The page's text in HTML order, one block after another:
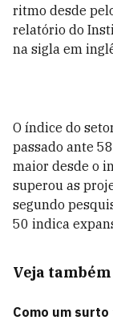
ritmo desde
relatório do
na sigla em
O índice do
passado ante
maior desde o
superou as
segundo
50 indica
Veja também
Como um